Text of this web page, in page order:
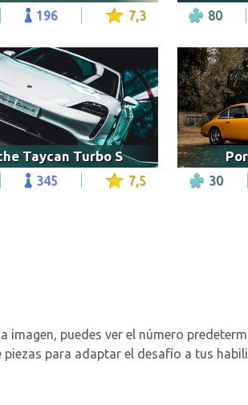
196 7,3 80
Taycan Turbo S
345 7,5 30
imagen, puedes ver el número
piezas para adaptar el desafío a tus